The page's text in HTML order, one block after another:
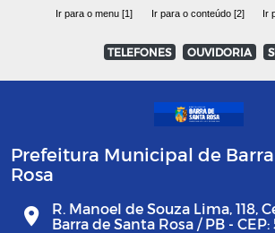
Ir para o menu [1] Ir para o conteúdo [2] Ir
TELEFONES OUVIDORIA
Prefeitura Municipal de
Rosa
R. Manoel de Souza Lima, 118,
Barra de Santa Rosa / PB -